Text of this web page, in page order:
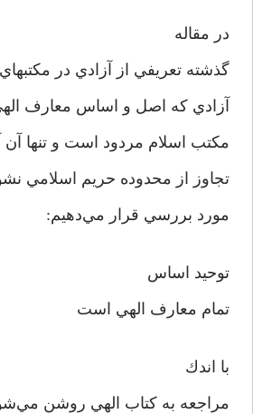
در مقاله
گذشته تعريفي از آزادي در
آزادي كه اصل و اساس معارف
مكتب اسلام مردود است و تنها
تجاوز از محدوده حريم اسلامي
مورد بررسي قرار مي‌دهيم:
توحيد اساس
تمام معارف الهي است
با اندك
مراجعه به كتاب الهي روشن